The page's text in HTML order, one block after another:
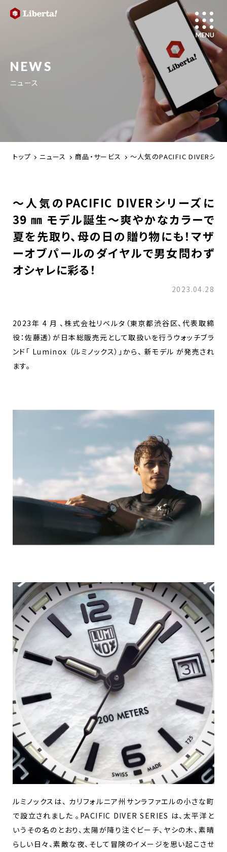
NEWS
ニュース
トップ ニュース 商品・サービス ～人気のPACIFIC DIVERシリ
～人気のPACIFIC DIVERシリーズに
39 ㎜ モデル誕生～爽やかなカラーで
夏を先取り、母の日の贈り物にも！マザ
ーオブパールのダイヤルで男女問わず
オシャレに彩る！
2023.04.28
2023年 4 月 、株式会社リベルタ（東京都渋谷区、代表取締
役：佐藤透）が日本総販売元として取扱いを行うウォッチブラ
ンド「 Luminox （ルミノックス）」から、 新モデル が発売され
ます。
ルミノックスは、 カリフォルニア州サンラファエルの小さな町
で設立されました 。PACIFIC DIVER SERIES は、太平洋と
いうその名のとおり、太陽が降り注ぐビーチ、ヤシの木、素晴
らしい日々、素敵な夜、そして冒険のイメージを思い起こさせ